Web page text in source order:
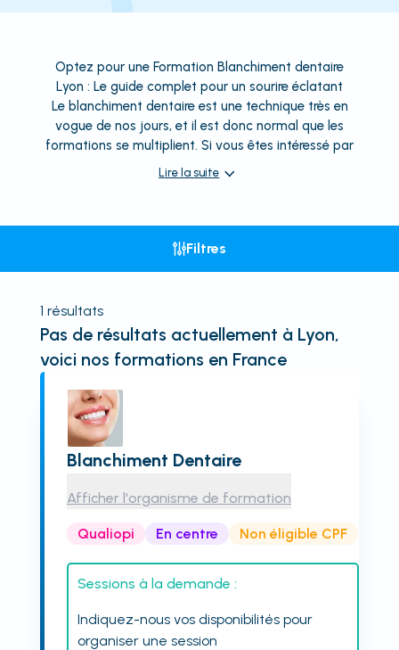
Optez pour une Formation Blanchiment dentaire
Lyon : Le guide complet pour un sourire éclatant
Le blanchiment dentaire est une technique très en
vogue de nos jours, et il est donc normal que les
formations se multiplient. Si vous êtes intéressé par
Lire la suite
Filtres
1 résultats
Pas de résultats actuellement à Lyon,
voici nos formations en France
Blanchiment Dentaire
Afficher l'organisme de formation
Qualiopi En centre Non éligible CPF
Sessions à la demande :
Indiquez-nous vos disponibilités pour
organiser une session